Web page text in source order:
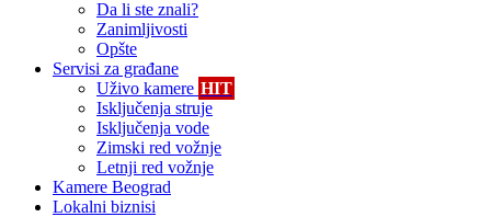
Da li ste znali?
Zanimljivosti
Opšte
Servisi za građane
Uživo kamere HIT
Isključenja struje
Isključenja vode
Zimski red vožnje
Letnji red vožnje
Kamere Beograd
Lokalni biznisi